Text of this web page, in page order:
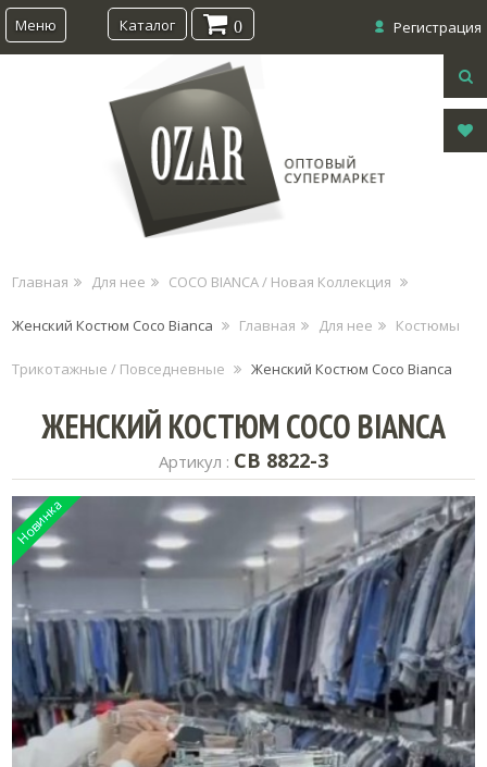
Меню Регистрация
Каталог 0
Главная Для нее COCO BIANCA / Новая Коллекция
Женский Костюм Coco Bianca Главная Для нее Костюмы
Трикотажные / Повседневные Женский Костюм Coco Bianca
ЖЕНСКИЙ КОСТЮМ COCO BIANCA
Артикул : CB 8822-3